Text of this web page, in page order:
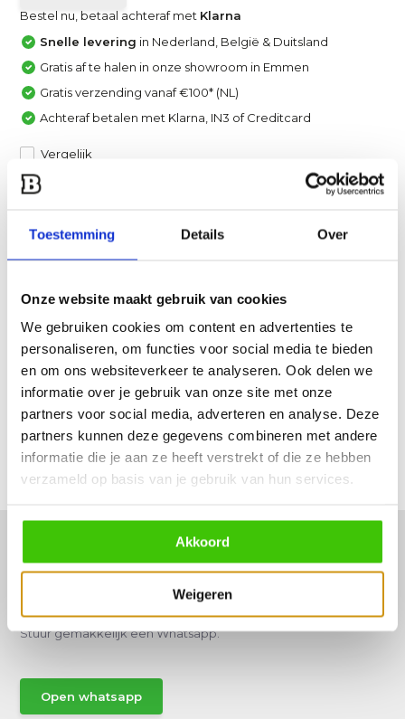
Toestemming Details Over
Onze website maakt gebruik van cookies
We gebruiken cookies om content en advertenties te
personaliseren, om functies voor social media te bieden
en om ons websiteverkeer te analyseren. Ook delen we
informatie over je gebruik van onze site met onze
partners voor social media, adverteren en analyse. Deze
partners kunnen deze gegevens combineren met andere
informatie die je aan ze heeft verstrekt of die ze hebben
verzameld op basis van je gebruik van hun services.
Akkoord
Weigeren
Bestel nu, betaal achteraf met Klarna
Snelle levering in Nederland, België & Duitsland
Gratis af te halen in onze showroom in Emmen
Gratis verzending vanaf €100* (NL)
Achteraf betalen met Klarna, IN3 of Creditcard
Vergelijk
Een van onze specialisten helpt je graag verder!
Stuur ons een mail
Productomschrijving
Specificaties
Reviews
Delen
Hulp of advies nodig?
Vraag het een van onze specialisten!
Stuur gemakkelijk een Whatsapp.
Open whatsapp